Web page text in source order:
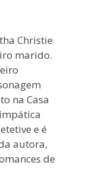
Christie
marido.
na Casa
e é
autora,
de